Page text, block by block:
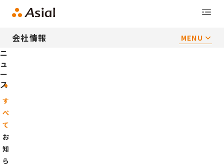
会社情報 MENU
ニ
ュ
ー
ス
す
べ
て
お
知
ら